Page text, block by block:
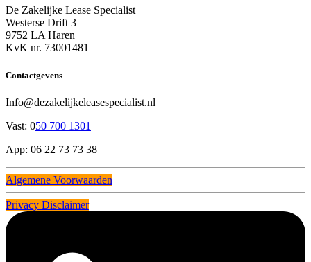
De Zakelijke Lease Specialist
Westerse Drift 3
9752 LA Haren
KvK nr. 73001481
Contactgevens
Info@dezakelijkeleasespecialist.nl
Vast: 050 700 1301
App: 06 22 73 73 38
Algemene Voorwaarden
Privacy Disclaimer